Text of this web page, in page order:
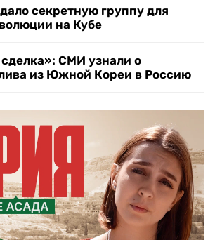
секретную группу для
на Кубе
СМИ узнали о
из Южной Кореи в Россию